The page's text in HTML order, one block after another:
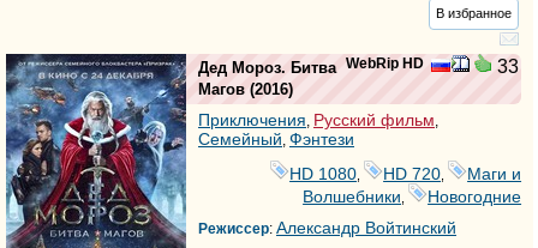
В избранное
WebRip HD 33
Дед Мороз. Битва
Магов (2016)
Приключения, Русский фильм,
Семейный, Фэнтези
HD 1080
HD 720
Маги и
Волшебники
Новогодние
Режиссер: Александр Войтинский